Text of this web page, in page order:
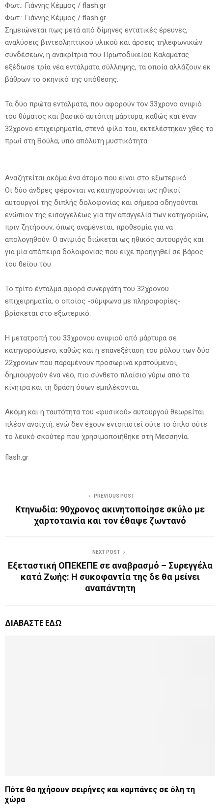
Φωτ.: Γιάννης Κέμμος / flash.gr
Φωτ.: Γιάννης Κέμμος / flash.gr
Σημειώνεται πως μετά από δίμηνες εντατικές έρευνες,
αναλύσεις βιντεοληπτικού υλικού και άρσεις τηλεφωνικών
συνδέσεων, η ανακρίτρια του Πρωτοδικείου Καλαμάτας
εξέδωσε τρία νέα εντάλματα σύλληψης, τα οποία αλλάζουν εκ
βάθρων το σκηνικό της υπόθεσης.
Τα δύο πρώτα εντάλματα, που αφορούν τον 33χρονο ανιψιό
του θύματος και βασικό αυτόπτη μάρτυρα, καθώς και έναν
32χρονο επιχειρηματία, στενό φίλο του, εκτελέστηκαν χθες το
πρωί στη Βούλα, υπό απόλυτη μυστικότητα.
Αναζητείται ακόμα ένα άτομο που είναι στο εξωτερικό
Οι δύο άνδρες φέρονται να κατηγορούνται ως ηθικοί
αυτουργοί της διπλής δολοφονίας και σήμερα οδηγούνται
ενώπιον της εισαγγελέως για την απαγγελία των κατηγοριών,
πριν ζητήσουν, όπως αναμένεται, προθεσμία για να
απολογηθούν. Ο ανιψιός διώκεται ως ηθικός αυτουργός και
για μία απόπειρα δολοφονίας που είχε προηγηθεί σε βάρος
του θείου του
Το τρίτο ένταλμα αφορά συνεργάτη του 32χρονου
επιχειρηματία, ο οποίος -σύμφωνα με πληροφορίες-
βρίσκεται στο εξωτερικό.
Η μετατροπή του 33χρονου ανιψιού από μάρτυρα σε
κατηγορούμενο, καθώς και η επανεξέταση του ρόλου των δύο
22χρονων που παραμένουν προσωρινά κρατούμενοι,
δημιουργούν ένα νέο, πιο σύνθετο πλαίσιο γύρω από τα
κίνητρα και τη δράση όσων εμπλέκονται.
Ακόμη και η ταυτότητα του «φυσικού» αυτουργού θεωρείται
πλέον ανοιχτή, ενώ δεν έχουν εντοπιστεί ούτε το όπλο ούτε
το λευκό σκούτερ που χρησιμοποιήθηκε στη Μεσσηνία.
flash.gr
PREVIOUS POST
Κτηνωδία: 90χρονος ακινητοποίησε σκύλο με
χαρτοταινία και τον έθαψε ζωντανό
NEXT POST
Εξεταστική ΟΠΕΚΕΠΕ σε αναβρασμό – Συρεγγέλα
κατά Ζωής: Η συκοφαντία της δε θα μείνει
αναπάντητη
ΔΙΑΒΑΣΤΕ ΕΔΩ
Πότε θα ηχήσουν σειρήνες και καμπάνες σε όλη τη
χώρα